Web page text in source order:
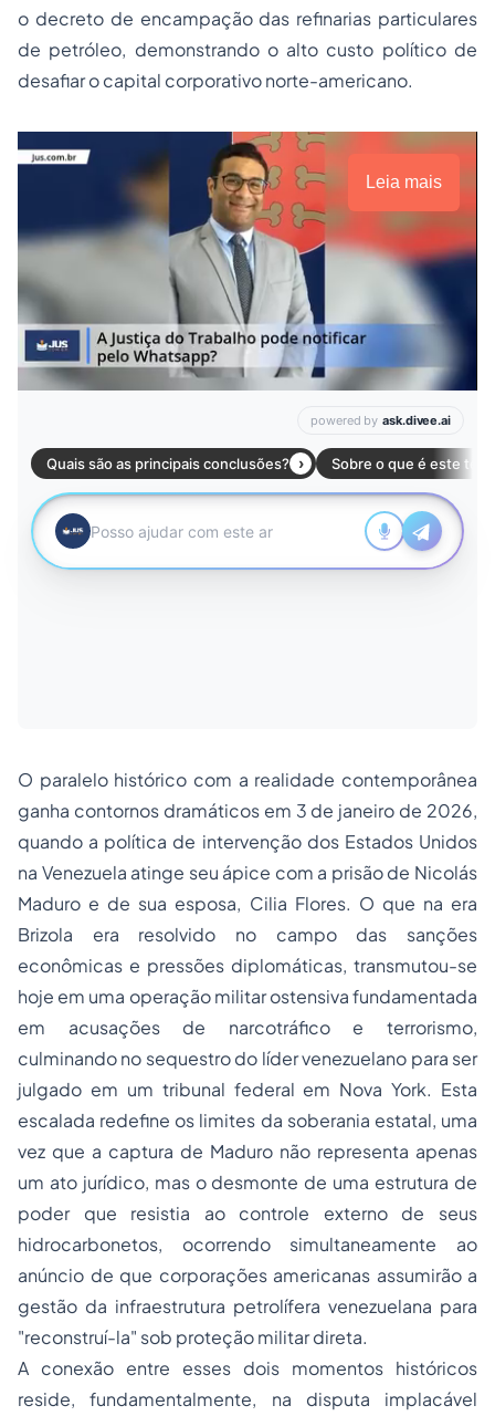
o decreto de encampação das refinarias particulares
de petróleo, demonstrando o alto custo político de
desafiar o capital corporativo norte-americano.
Leia mais
O paralelo histórico com a realidade contemporânea
ganha contornos dramáticos em 3 de janeiro de 2026,
quando a política de intervenção dos Estados Unidos
na Venezuela atinge seu ápice com a prisão de Nicolás
Maduro e de sua esposa, Cilia Flores. O que na era
Brizola era resolvido no campo das sanções
econômicas e pressões diplomáticas, transmutou-se
hoje em uma operação militar ostensiva fundamentada
em acusações de narcotráfico e terrorismo,
culminando no sequestro do líder venezuelano para ser
julgado em um tribunal federal em Nova York. Esta
escalada redefine os limites da soberania estatal, uma
vez que a captura de Maduro não representa apenas
um ato jurídico, mas o desmonte de uma estrutura de
poder que resistia ao controle externo de seus
hidrocarbonetos, ocorrendo simultaneamente ao
anúncio de que corporações americanas assumirão a
gestão da infraestrutura petrolífera venezuelana para
"reconstruí-la" sob proteção militar direta.
A conexão entre esses dois momentos históricos
reside, fundamentalmente, na disputa implacável